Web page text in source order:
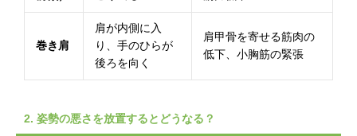
巻き肩
肩が内側に入
り、手のひらが
後ろを向く
肩甲骨を寄せる筋肉の
低下、小胸筋の緊張
2. 姿勢の悪さを放置するとどうなる？